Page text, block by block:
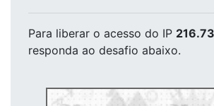
Para liberar o acesso do IP
responda ao desafio abaixo.